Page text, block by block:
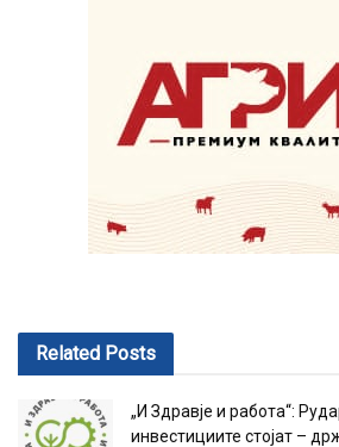
Related Posts
„И Здравје и работа“:
инвестициите стојат –